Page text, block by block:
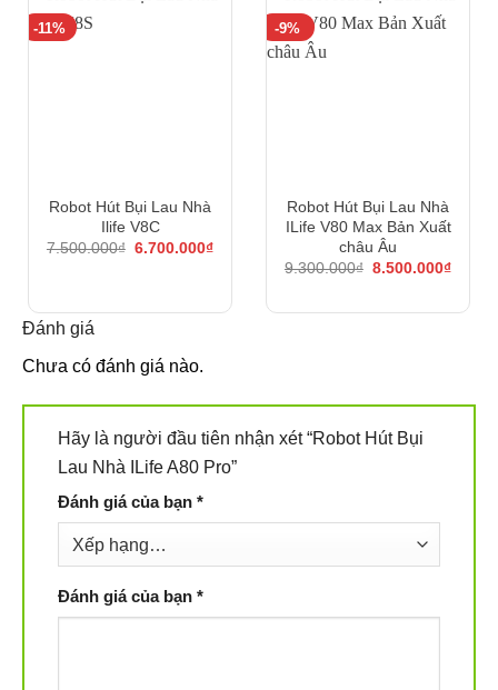
-11%
Robot Hút Bụi Lau Nhà
Ilife V8C
7.500.000₫ Giá
6.700.000₫Giá
6.700.000₫.
-9%
Robot Hút Bụi Lau Nhà
ILife V80 Max Bản Xuất
châu Âu
9.300.000₫ Giá
9.300.000₫.
8.500.000₫Giá
là:
Đánh giá
Chưa có đánh giá nào.
Hãy là người đầu tiên nhận xét “Robot Hút Bụi
Lau Nhà ILife A80 Pro”
Đánh giá của bạn *
Đánh giá của bạn *